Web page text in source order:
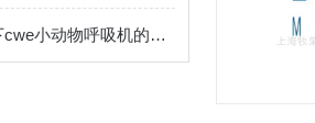
分别介绍下cwe小动物呼吸机的三种通气模式